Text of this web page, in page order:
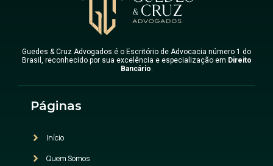
Guedes & Cruz Advogados é o Escritório de Advocacia número 1 do
Brasil, reconhecido por sua excelência e especialização em Direito
Bancário.
Páginas
Início
Quem Somos